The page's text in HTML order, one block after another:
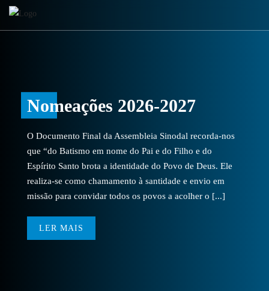
Nomeações 2026-2027
O Documento Final da Assembleia Sinodal recorda-nos
que “do Batismo em nome do Pai e do Filho e do
Espírito Santo brota a identidade do Povo de Deus. Ele
realiza-se como chamamento à santidade e envio em
missão para convidar todos os povos a acolher o [...]
LER MAIS